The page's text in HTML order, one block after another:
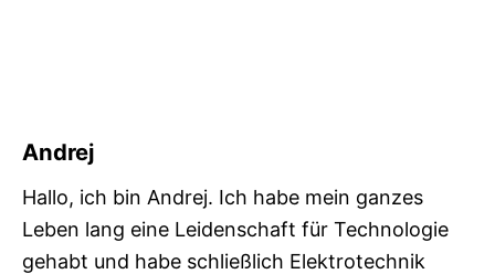
Andrej
Hallo, ich bin Andrej. Ich habe mein ganzes
Leben lang eine Leidenschaft für Technologie
gehabt und habe schließlich Elektrotechnik